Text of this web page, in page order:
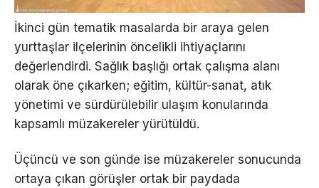
İkinci gün tematik masalarda bir araya gelen
yurttaşlar ilçelerinin öncelikli ihtiyaçlarını
değerlendirdi. Sağlık başlığı ortak çalışma alanı
olarak öne çıkarken; eğitim, kültür-sanat, atık
yönetimi ve sürdürülebilir ulaşım konularında
kapsamlı müzakereler yürütüldü.
Üçüncü ve son günde ise müzakereler sonucunda
ortaya çıkan görüşler ortak bir paydada